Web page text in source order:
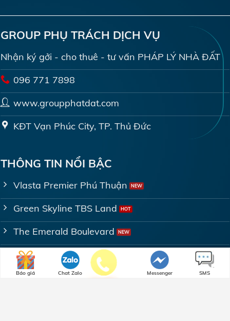
GROUP PHỤ TRÁCH DỊCH VỤ
Nhận ký gởi - cho thuê - tư vấn PHÁP LÝ NHÀ ĐẤT
096 771 7898
www.groupphatdat.com
KĐT Vạn Phúc City, TP. Thủ Đức
THÔNG TIN NỔI BẬC
Vlasta Premier Phú Thuận
Green Skyline TBS Land
The Emerald Boulevard
Giá bán - thuê căn hộ Bình Chánh
Giá bán - thuê căn hộ Bình Dương
Báo giá Chat Zalo Messenger SMS